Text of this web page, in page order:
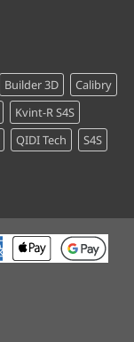
Builder 3D
Calibry
Kvint-R S4S
QIDI Tech
S4S